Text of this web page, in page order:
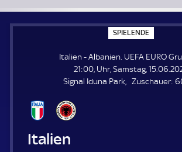
SPIELENDE
P
E
L
E
N
Italien - Albanien. UEFA EURO
21:00, Uhr, Samstag,
Signal Iduna Park
Zuschauer: Z
Italien